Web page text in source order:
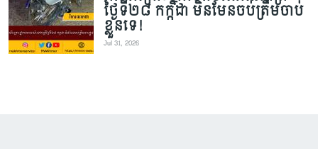
ថ្ងៃទី២៨ កក្កដា មិនមែនចប់ត្រឹមចាប់
ខ្លួនទេ!
Jul 31, 2026